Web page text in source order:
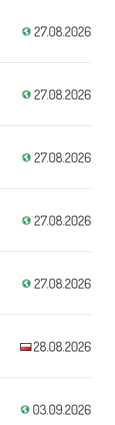
27.08.2026
27.08.2026
27.08.2026
27.08.2026
27.08.2026
28.08.2026
03.09.2026